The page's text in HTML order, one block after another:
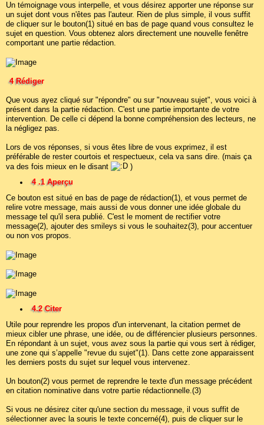
Un témoignage vous interpelle, et vous désirez apporter une réponse sur
un sujet dont vous n'êtes pas l'auteur. Rien de plus simple, il vous suffit
de cliquer sur le bouton(1) situé en bas de page quand vous consultez le
sujet en question. Vous obtenez alors directement une nouvelle fenêtre
comportant une partie rédaction.
4 Rédiger
Que vous ayez cliqué sur "répondre" ou sur "nouveau sujet", vous voici à
présent dans la partie rédaction. C'est une partie importante de votre
intervention. De celle ci dépend la bonne compréhension des lecteurs, ne
la négligez pas.
Lors de vos réponses, si vous êtes libre de vous exprimez, il est
préférable de rester courtois et respectueux, cela va sans dire. (mais ça
va des fois mieux en le disant
)
4 .1 Aperçu
Ce bouton est situé en bas de page de rédaction(1), et vous permet de
relire votre message, mais aussi de vous donner une idée globale du
message tel qu'il sera publié. C'est le moment de rectifier votre
message(2), ajouter des smileys si vous le souhaitez(3), pour accentuer
ou non vos propos.
4.2 Citer
Utile pour reprendre les propos d'un intervenant, la citation permet de
mieux cibler une phrase, une idée, ou de différencier plusieurs personnes.
En répondant à un sujet, vous avez sous la partie qui vous sert à rédiger,
une zone qui s’appelle "revue du sujet"(1). Dans cette zone apparaissent
les derniers posts du sujet sur lequel vous intervenez.
Un bouton(2) vous permet de reprendre le texte d'un message précédent
en citation nominative dans votre partie rédactionnelle.(3)
Si vous ne désirez citer qu'une section du message, il vous suffit de
sélectionner avec la souris le texte concerné(4), puis de cliquer sur le